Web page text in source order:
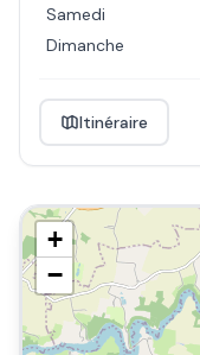
Samedi
Dimanche
Itinéraire
+
−